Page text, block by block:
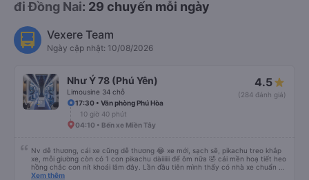
đi Đồng Nai: 29 chuyến mỗi ngày
Vexere Team
Ngày cập nhật: 10/08/2026
Như Ý 78 (Phú Yên)
Limousine 34 chỗ
4.5
(284 đánh giá)
17:30 • Văn phòng Phú Hòa
10 giờ 40 phút
04:10 • Bến xe Miền Tây
Nv dễ thương, cái xe cũng dễ thương 😂 xe mới, sạch sẽ, pikachu treo khắp
xe, mỗi giường còn có 1 con pikachu dàiiiiii để ôm nữa 🤣 cái mền hoạ tiết heo
hồng chắc con nít khoái lắm đây. Lần đầu tiên mình thấy có nhà xe chuẩn bị
cả bàn chải đánh răng. Có 2 ông bà cụ lên xe còn được nv dẫn tới tận nơi để
Xem thêm